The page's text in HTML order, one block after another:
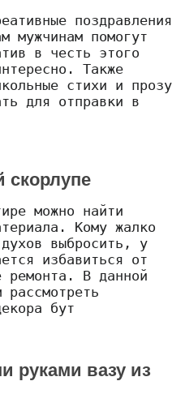
поздравления
мужчинам помогут
в честь этого
Также
стихи и прозу
для отправки в
скорлупе
можно найти
Кому жалко
выбросить, у
избавиться от
ремонта. В данной
рассмотреть
бут
руками вазу из